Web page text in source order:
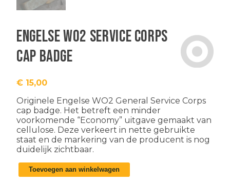
Engelse WO2 Service Corps
cap badge
€ 15,00
Originele Engelse WO2 General Service Corps
cap badge. Het betreft een minder
voorkomende “Economy” uitgave gemaakt van
cellulose. Deze verkeert in nette gebruikte
staat en de markering van de producent is nog
duidelijk zichtbaar.
Engelse
WO2
Toevoegen aan winkelwagen